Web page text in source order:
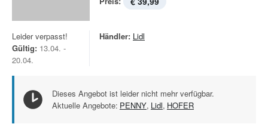
Leider verpasst!
Gültig: 13.04. -
20.04.
Händler: Lidl
Dieses Angebot ist leider nicht mehr verfügbar.
Aktuelle Angebote: PENNY, Lidl, HOFER